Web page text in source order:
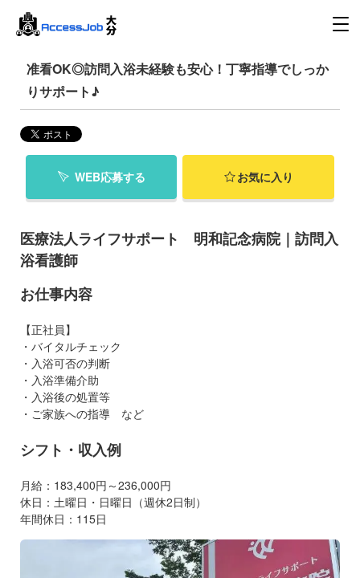
准看OK◎訪問入浴未経験も安心！丁寧指導でしっか
りサポート♪
WEB応募する お気に入り
医療法人ライフサポート 明和記念病院｜訪問入
浴看護師
お仕事内容
【正社員】
・バイタルチェック
・入浴可否の判断
・入浴準備介助
・入浴後の処置等
・ご家族への指導 など
シフト・収入例
月給：183,400円～236,000円
休日：土曜日・日曜日（週休2日制）
年間休日：115日